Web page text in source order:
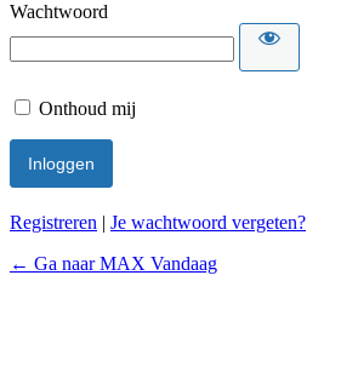
Wachtwoord
Onthoud mij
Registreren | Je wachtwoord vergeten?
← Ga naar MAX Vandaag